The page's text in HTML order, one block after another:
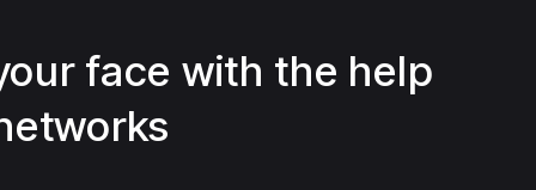
face with the help